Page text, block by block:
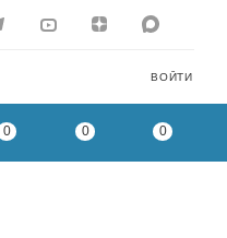
ВОЙТИ
0 0 0